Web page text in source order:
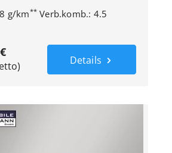
g/km** Verb.komb.: 4.5
Details